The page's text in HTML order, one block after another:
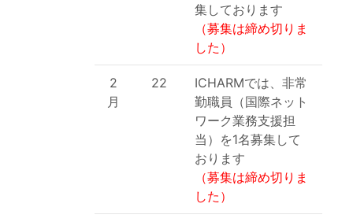
集しております
（募集は締め切りま
した）
2
月
22
ICHARMでは、非常
勤職員（国際ネット
ワーク業務支援担
当）を1名募集して
おります
（募集は締め切りま
した）